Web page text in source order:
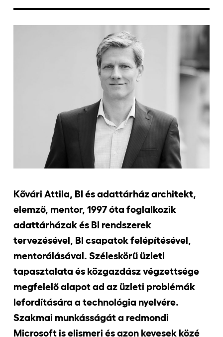
Jelentkezőknek
Kapcsolat
Kővári Attila, BI és adattárház architekt,
elemző, mentor, 1997 óta foglalkozik
adattárházak és BI rendszerek
tervezésével, BI csapatok felépítésével,
mentorálásával. Széleskörű üzleti
tapasztalata és közgazdász végzettsége
megfelelő alapot ad az üzleti problémák
lefordítására a technológia nyelvére.
Szakmai munkásságát a redmondi
Microsoft is elismeri és azon kevesek közé